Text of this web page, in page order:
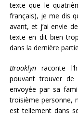
texte que le
français), je me dis
avant, et j’ai envie
texte en dit bien
dans la dernière
Brooklyn raconte
pouvant trouver
envoyée par sa
troisième personne,
est tellement dans